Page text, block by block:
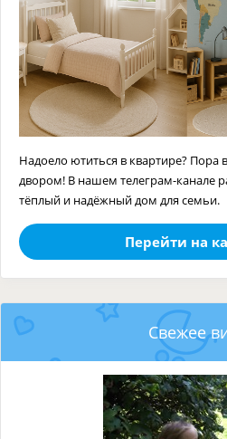
Надоело ютиться в квартире? Пора
двором! В нашем телеграм-канале
тёплый и надёжный дом для семьи.
Перейти на
Свежее